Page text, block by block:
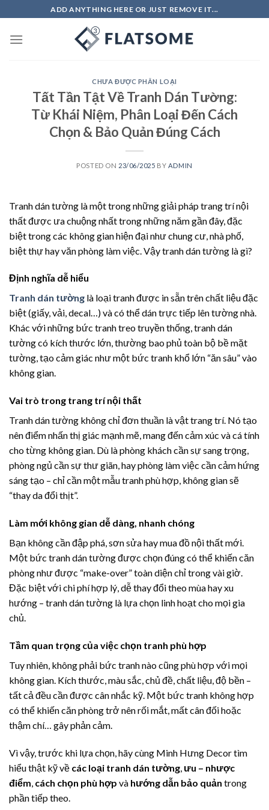
to
content
ADD ANYTHING HERE OR JUST REMOVE IT...
CHƯA ĐƯỢC PHÂN LOẠI
Tất Tần Tật Về Tranh Dán Tường:
Từ Khái Niệm, Phân Loại Đến Cách
Chọn & Bảo Quản Đúng Cách
POSTED ON 23/06/2025 BY ADMIN
Tranh dán tường là một trong những giải pháp trang trí nội
thất được ưa chuộng nhất trong những năm gần đây, đặc
biệt trong các không gian hiện đại như chung cư, nhà phố,
biệt thự hay văn phòng làm việc. Vậy tranh dán tường là gì?
Định nghĩa dễ hiểu
Tranh dán tường là loại tranh được in sẵn trên chất liệu đặc
biệt (giấy, vải, decal…) và có thể dán trực tiếp lên tường nhà.
Khác với những bức tranh treo truyền thống, tranh dán
tường có kích thước lớn, thường bao phủ toàn bộ bề mặt
tường, tạo cảm giác như một bức tranh khổ lớn “ăn sâu” vào
không gian.
Vai trò trong trang trí nội thất
Tranh dán tường không chỉ đơn thuần là vật trang trí. Nó tạo
nên điểm nhấn thị giác mạnh mẽ, mang đến cảm xúc và cá tính
cho từng không gian. Dù là phòng khách cần sự sang trọng,
phòng ngủ cần sự thư giãn, hay phòng làm việc cần cảm hứng
sáng tạo – chỉ cần một mẫu tranh phù hợp, không gian sẽ
“thay da đổi thịt”.
Làm mới không gian dễ dàng, nhanh chóng
Bạn không cần đập phá, sơn sửa hay mua đồ nội thất mới.
Một bức tranh dán tường được chọn đúng có thể khiến căn
phòng như được “make-over” toàn diện chỉ trong vài giờ.
Đặc biệt với chi phí hợp lý, dễ thay đổi theo mùa hay xu
hướng – tranh dán tường là lựa chọn linh hoạt cho mọi gia
chủ.
Tầm quan trọng của việc chọn tranh phù hợp
Tuy nhiên, không phải bức tranh nào cũng phù hợp với mọi
không gian. Kích thước, màu sắc, chủ đề, chất liệu, độ bền –
tất cả đều cần được cân nhắc kỹ. Một bức tranh không hợp
có thể khiến căn phòng trở nên rối mắt, mất cân đối hoặc
thậm chí… gây phản cảm.
Vì vậy, trước khi lựa chọn, hãy cùng Minh Hưng Decor tìm
hiểu thật kỹ về các loại tranh dán tường ưu – nhược
điểm cách chọn phù hợp và hướng dẫn bảo quản trong
phần tiếp theo.